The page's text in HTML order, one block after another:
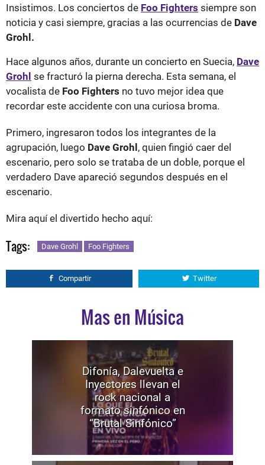
Insistimos. Los conciertos de Foo Fighters siempre son
noticia y casi siempre, gracias a las ocurrencias de Dave
Grohl.
Hace algunos años, durante un concierto en Suecia, Dave
Grohl se fracturó la pierna derecha. Esta semana, el
vocalista de Foo Fighters no tuvo mejor idea que
recordar este accidente con una curiosa broma.
Primero, ingresaron todos los integrantes de la
agrupación, luego Dave Grohl, quien fingió caer del
escenario, pero solo se trataba de un doble, porque el
verdadero Dave apareció segundos después en el
escenario.
Mira aquí el divertido hecho aquí:
Tags: Dave Grohl Foo Fighters
Compartir Twitter
Mas en Música
Difonía, Dalevuelta e
Inyectores llevan el
rock nacional a
formato sinfónico en
“Brutal Sinfónico”